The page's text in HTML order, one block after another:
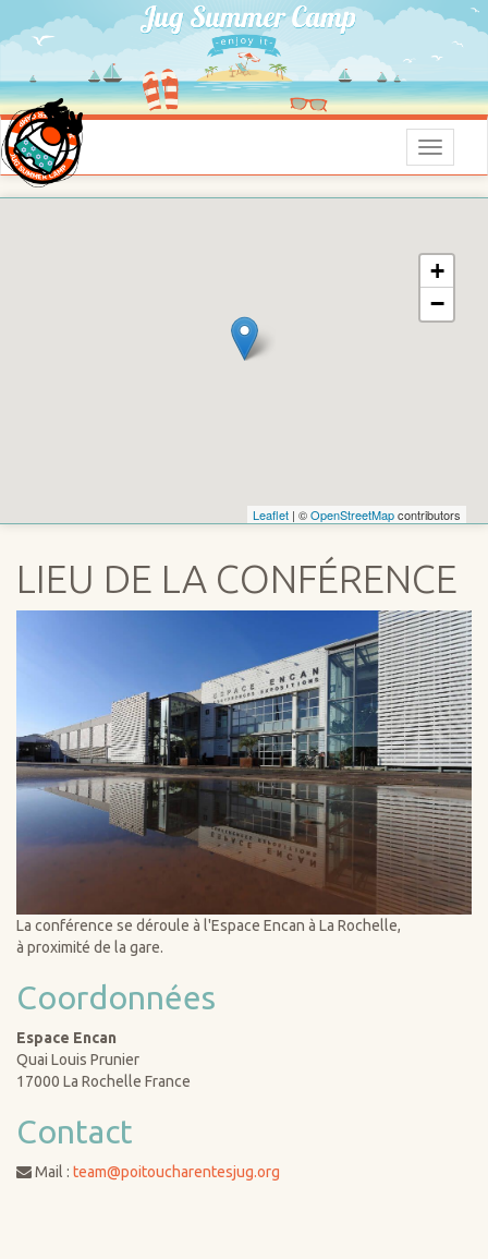
Menu
+
−
Leaflet | ©OpenStreetMapcontributors
LIEU DE LA CONFÉRENCE
La conférence se déroule à l'Espace Encan à La Rochelle,
à proximité de la gare.
Coordonnées
Espace Encan
Quai Louis Prunier
17000 La Rochelle France
Contact
Mail : team@poitoucharentesjug.org